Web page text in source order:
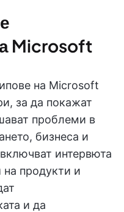
Microsoft
на Microsoft
за да покажат
проблеми в
бизнеса и
интервюта
продукти и
и да